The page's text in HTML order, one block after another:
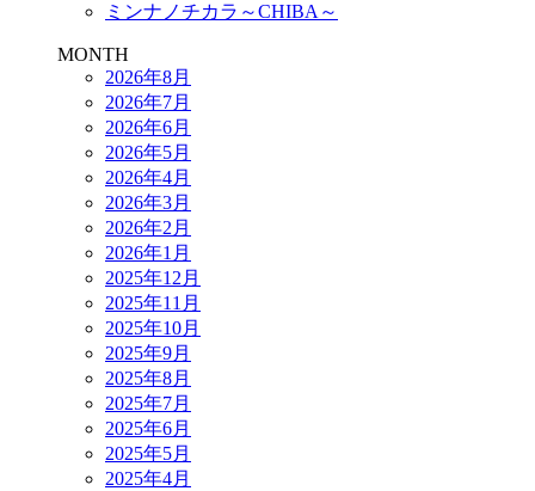
ミンナノチカラ～CHIBA～
MONTH
2026年8月
2026年7月
2026年6月
2026年5月
2026年4月
2026年3月
2026年2月
2026年1月
2025年12月
2025年11月
2025年10月
2025年9月
2025年8月
2025年7月
2025年6月
2025年5月
2025年4月